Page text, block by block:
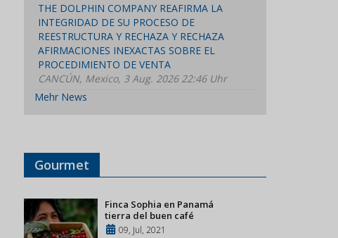
THE DOLPHIN COMPANY REAFIRMA LA
INTEGRIDAD DE SU PROCESO DE
REESTRUCTURA Y RECHAZA Y RECHAZA
AFIRMACIONES INEXACTAS SOBRE EL
PROCEDIMIENTO DE VENTA
CANCÚN, Mexico, 3 Aug. 2026 22:46 Uhr
Mehr News
Gourmet
Finca Sophia en Panamá
tierra del buen café
09, Jul, 2021